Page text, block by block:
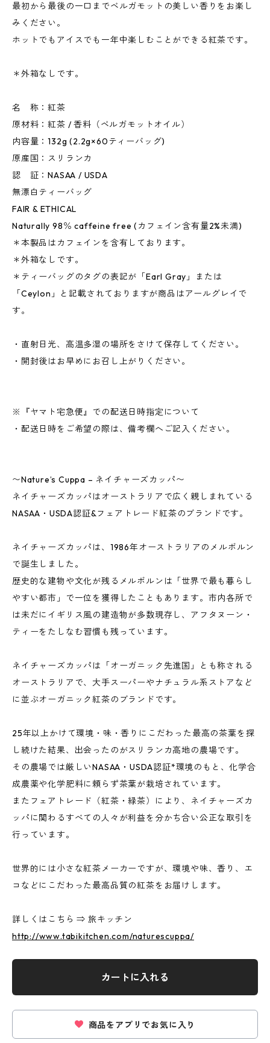
最初から最後の一口までベルガモットの美しい香りをお楽し
みください。
ホットでもアイスでも一年中楽しむことができる紅茶です。
＊外箱なしです。
名 称：紅茶
原材料：紅茶 / 香料（ベルガモットオイル）
内容量：132g (2.2g×60ティーバッグ)
原産国：スリランカ
認 証：NASAA / USDA
無漂白ティーバッグ
FAIR & ETHICAL
Naturally 98％ caffeine free (カフェイン含有量2%未満)
＊本製品はカフェインを含有しております。
＊外箱なしです。
＊ティーバッグのタグの表記が「Earl Gray」または
「Ceylon」と記載されておりますが商品はアールグレイで
す。
・直射日光、高温多湿の場所をさけて保存してください。
・開封後はお早めにお召し上がりください。
※『ヤマト宅急便』での配送日時指定について
・配送日時をご希望の際は、備考欄へご記入ください。
〜Nature’s Cuppa – ネイチャーズカッパ〜
ネイチャーズカッパはオーストラリアで広く親しまれている
NASAA・USDA認証&フェアトレード紅茶のブランドです。
ネイチャーズカッパは、1986年オーストラリアのメルボルン
で誕生しました。
歴史的な建物や文化が残るメルボルンは「世界で最も暮らし
やすい都市」で一位を獲得したこともあります。市内各所で
は未だにイギリス風の建造物が多数現存し、アフタヌーン・
ティーをたしなむ習慣も残っています。
ネイチャーズカッパは「オーガニック先進国」とも称される
オーストラリアで、大手スーパーやナチュラル系ストアなど
に並ぶオーガニック紅茶のブランドです。
25年以上かけて環境・味・香りにこだわった最高の茶葉を探
し続けた結果、出会ったのがスリランカ高地の農場です。
その農場では厳しいNASAA・USDA認証*環境のもと、化学合
成農薬や化学肥料に頼らず茶葉が栽培されています。
またフェアトレード（紅茶・緑茶）により、ネイチャーズカ
ッパに関わるすべての人々が利益を分かち合い公正な取引を
行っています。
世界的には小さな紅茶メーカーですが、環境や味、香り、エ
コなどにこだわった最高品質の紅茶をお届けします。
詳しくはこちら ⇒ 旅キッチン
http://www.tabikitchen.com/naturescuppa/
カートに入れる
商品をアプリでお気に入り